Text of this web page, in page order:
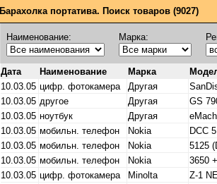
Барахолка портатива. Поиск товаров (9027)
Наименование: Марка:
Дата Наименование Марка
10.03.05 цифр. фотокамера Другая
10.03.05 другое Другая
GS
10.03.05 ноутбук Другая
10.03.05 мобильн. телефон Nokia
DCC
10.03.05 мобильн. телефон Nokia
5125
10.03.05 мобильн. телефон Nokia
3650
10.03.05 цифр. фотокамера Minolta
Z-1